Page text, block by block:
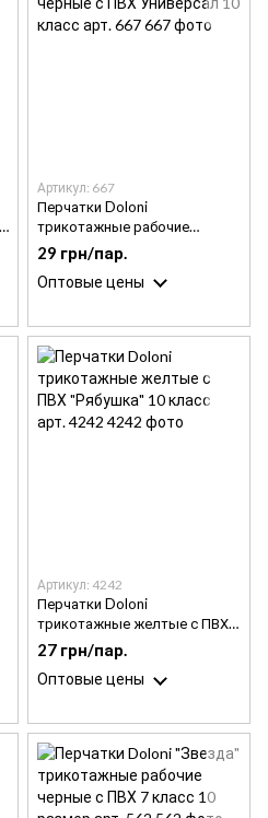
Артикул: 667
Перчатки Doloni
трикотажные рабочие
черные с ПВХ Универсал 10
класс арт. 667
29 грн/пар.
Оптовые цены
Артикул: 4242
Перчатки Doloni
трикотажные желтые с ПВХ
"Рябушка" 10 класс арт. 4242
27 грн/пар.
Оптовые цены